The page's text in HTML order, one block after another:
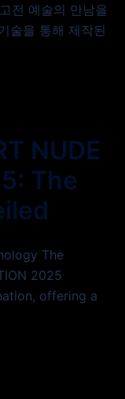
전 예술의 만남을
술을 통해 제작된
NUDE
The
The
2025
offering a